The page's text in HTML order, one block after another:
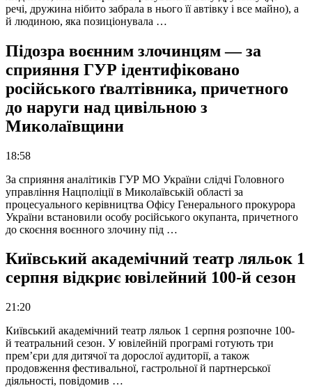
речі, дружина нібито забрала в нього її автівку і все майно), а
й людиною, яка позиціонувала …
Підозра воєнним злочинцям — за
сприяння ГУР ідентифіковано
російського ґвалтівника, причетного
до наруги над цивільною з
Миколаївщини
18:58
За сприяння аналітиків ГУР МО України слідчі Головного
управління Нацполіції в Миколаївській області за
процесуального керівництва Офісу Генерального прокурора
України встановили особу російського окупанта, причетного
до скоєння воєнного злочину під …
Київський академічний театр ляльок 1
серпня відкриє ювілейний 100-й сезон
21:20
Київський академічний театр ляльок 1 серпня розпочне 100-
й театральний сезон. У ювілейній програмі готують три
прем’єри для дитячої та дорослої аудиторії, а також
продовження фестивальної, гастрольної й партнерської
діяльності, повідомив …